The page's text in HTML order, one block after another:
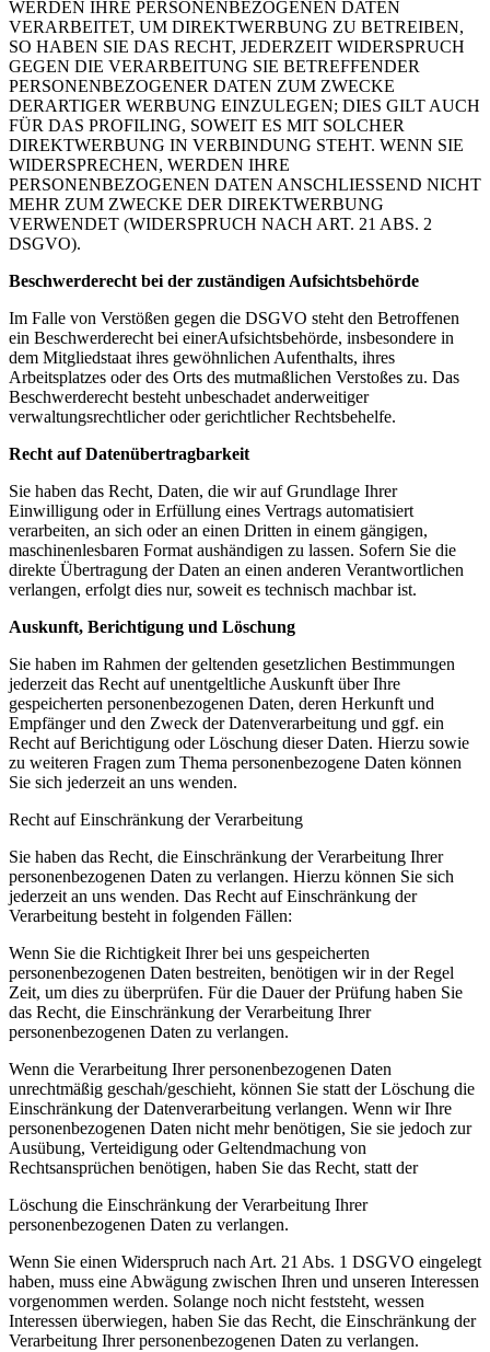
WERDEN IHRE PERSONENBEZOGENEN DATEN
VERARBEITET, UM DIREKTWERBUNG ZU BETREIBEN,
SO HABEN SIE DAS RECHT, JEDERZEIT WIDERSPRUCH
GEGEN DIE VERARBEITUNG SIE BETREFFENDER
PERSONENBEZOGENER DATEN ZUM ZWECKE
DERARTIGER WERBUNG EINZULEGEN; DIES GILT AUCH
FÜR DAS PROFILING, SOWEIT ES MIT SOLCHER
DIREKTWERBUNG IN VERBINDUNG STEHT. WENN SIE
WIDERSPRECHEN, WERDEN IHRE
PERSONENBEZOGENEN DATEN ANSCHLIESSEND NICHT
MEHR ZUM ZWECKE DER DIREKTWERBUNG
VERWENDET (WIDERSPRUCH NACH ART. 21 ABS. 2
DSGVO).
Beschwerderecht bei der zuständigen Aufsichtsbehörde
Im Falle von Verstößen gegen die DSGVO steht den Betroffenen
ein Beschwerderecht bei einerAufsichtsbehörde, insbesondere in
dem Mitgliedstaat ihres gewöhnlichen Aufenthalts, ihres
Arbeitsplatzes oder des Orts des mutmaßlichen Verstoßes zu. Das
Beschwerderecht besteht unbeschadet anderweitiger
verwaltungsrechtlicher oder gerichtlicher Rechtsbehelfe.
Recht auf Datenübertragbarkeit
Sie haben das Recht, Daten, die wir auf Grundlage Ihrer
Einwilligung oder in Erfüllung eines Vertrags automatisiert
verarbeiten, an sich oder an einen Dritten in einem gängigen,
maschinenlesbaren Format aushändigen zu lassen. Sofern Sie die
direkte Übertragung der Daten an einen anderen Verantwortlichen
verlangen, erfolgt dies nur, soweit es technisch machbar ist.
Auskunft, Berichtigung und Löschung
Sie haben im Rahmen der geltenden gesetzlichen Bestimmungen
jederzeit das Recht auf unentgeltliche Auskunft über Ihre
gespeicherten personenbezogenen Daten, deren Herkunft und
Empfänger und den Zweck der Datenverarbeitung und ggf. ein
Recht auf Berichtigung oder Löschung dieser Daten. Hierzu sowie
zu weiteren Fragen zum Thema personenbezogene Daten können
Sie sich jederzeit an uns wenden.
Recht auf Einschränkung der Verarbeitung
Sie haben das Recht, die Einschränkung der Verarbeitung Ihrer
personenbezogenen Daten zu verlangen. Hierzu können Sie sich
jederzeit an uns wenden. Das Recht auf Einschränkung der
Verarbeitung besteht in folgenden Fällen:
Wenn Sie die Richtigkeit Ihrer bei uns gespeicherten
personenbezogenen Daten bestreiten, benötigen wir in der Regel
Zeit, um dies zu überprüfen. Für die Dauer der Prüfung haben Sie
das Recht, die Einschränkung der Verarbeitung Ihrer
personenbezogenen Daten zu verlangen.
Wenn die Verarbeitung Ihrer personenbezogenen Daten
unrechtmäßig geschah/geschieht, können Sie statt der Löschung die
Einschränkung der Datenverarbeitung verlangen. Wenn wir Ihre
personenbezogenen Daten nicht mehr benötigen, Sie sie jedoch zur
Ausübung, Verteidigung oder Geltendmachung von
Rechtsansprüchen benötigen, haben Sie das Recht, statt der
Löschung die Einschränkung der Verarbeitung Ihrer
personenbezogenen Daten zu verlangen.
Wenn Sie einen Widerspruch nach Art. 21 Abs. 1 DSGVO eingelegt
haben, muss eine Abwägung zwischen Ihren und unseren Interessen
vorgenommen werden. Solange noch nicht feststeht, wessen
Interessen überwiegen, haben Sie das Recht, die Einschränkung der
Verarbeitung Ihrer personenbezogenen Daten zu verlangen.